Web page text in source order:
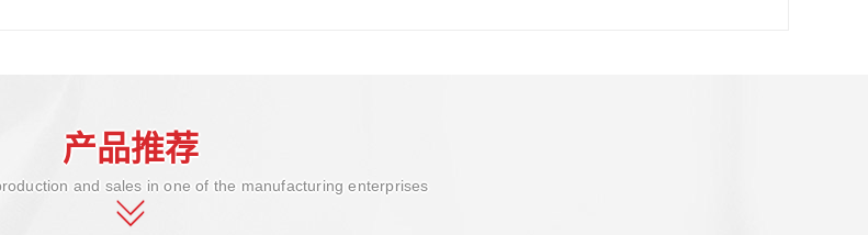
产品推荐
and sales in one of the manufacturing enterprises